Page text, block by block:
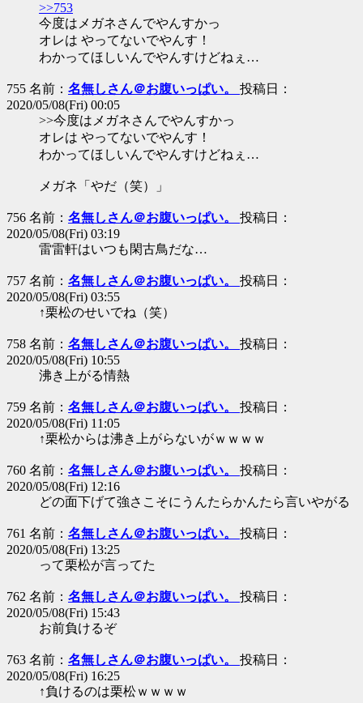
>>753
今度はメガネさんでやんすかっ
オレは やってないでやんす！
わかってほしいんでやんすけどねぇ…
755 名前： 名無しさん＠お腹いっぱい。 投稿日：
2020/05/08(Fri) 00:05
>>今度はメガネさんでやんすかっ
オレは やってないでやんす！
わかってほしいんでやんすけどねぇ…
メガネ「やだ（笑）」
756 名前： 名無しさん＠お腹いっぱい。 投稿日：
2020/05/08(Fri) 03:19
雷雷軒はいつも閑古鳥だな…
757 名前： 名無しさん＠お腹いっぱい。 投稿日：
2020/05/08(Fri) 03:55
↑栗松のせいでね（笑）
758 名前： 名無しさん＠お腹いっぱい。 投稿日：
2020/05/08(Fri) 10:55
沸き上がる情熱
759 名前： 名無しさん＠お腹いっぱい。 投稿日：
2020/05/08(Fri) 11:05
↑栗松からは沸き上がらないがｗｗｗｗ
760 名前： 名無しさん＠お腹いっぱい。 投稿日：
2020/05/08(Fri) 12:16
どの面下げて強さこそにうんたらかんたら言いやがる
761 名前： 名無しさん＠お腹いっぱい。 投稿日：
2020/05/08(Fri) 13:25
って栗松が言ってた
762 名前： 名無しさん＠お腹いっぱい。 投稿日：
2020/05/08(Fri) 15:43
お前負けるぞ
763 名前： 名無しさん＠お腹いっぱい。 投稿日：
2020/05/08(Fri) 16:25
↑負けるのは栗松ｗｗｗｗ